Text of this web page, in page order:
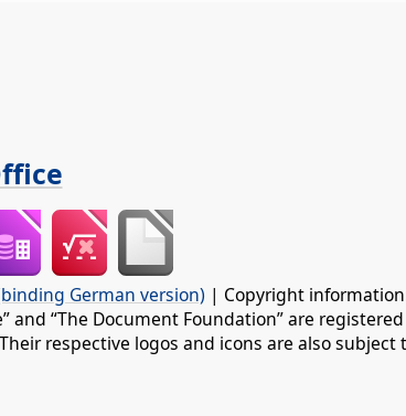
German version) | Copyright
and “The Document Foundation” are
respective logos and icons are also